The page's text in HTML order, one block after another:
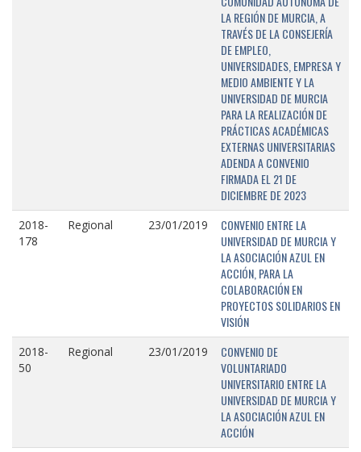
LA REGIÓN DE MURCIA, A
TRAVÉS DE LA CONSEJERÍA
DE EMPLEO,
UNIVERSIDADES, EMPRESA Y
MEDIO AMBIENTE Y LA
UNIVERSIDAD DE MURCIA
PARA LA REALIZACIÓN DE
PRÁCTICAS ACADÉMICAS
EXTERNAS UNIVERSITARIAS
ADENDA A CONVENIO
FIRMADA EL 21 DE
DICIEMBRE DE 2023
2018-
178
Regional 23/01/2019
CONVENIO ENTRE LA
UNIVERSIDAD DE MURCIA Y
LA ASOCIACIÓN AZUL EN
ACCIÓN, PARA LA
COLABORACIÓN EN
PROYECTOS SOLIDARIOS EN
VISIÓN
2018-
50
Regional 23/01/2019
CONVENIO DE
VOLUNTARIADO
UNIVERSITARIO ENTRE LA
UNIVERSIDAD DE MURCIA Y
LA ASOCIACIÓN AZUL EN
ACCIÓN